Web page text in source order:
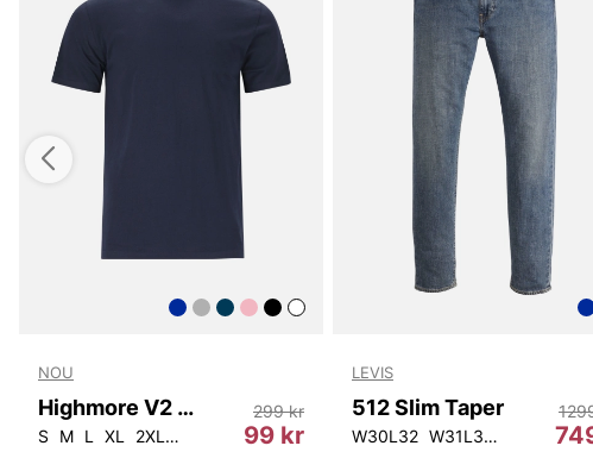
NOU
Highmore V2 M Tee
S M L XL 2XL 3XL 4XL 5XL
99 kr
299 kr
LEVIS
512 Slim Taper
W30L32 W31L34 W34L30